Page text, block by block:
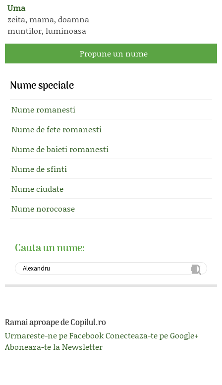
Uma
zeita, mama, doamna
muntilor, luminoasa
Propune un nume
Nume speciale
Nume romanesti
Nume de fete romanesti
Nume de baieti romanesti
Nume de sfinti
Nume ciudate
Nume norocoase
Cauta un nume:
Ramai aproape de Copilul.ro
Urmareste-ne pe FacebookConecteaza-te pe Google+
Aboneaza-te la Newsletter